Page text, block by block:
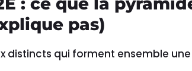
pas)
distincts qui forment ensemble une